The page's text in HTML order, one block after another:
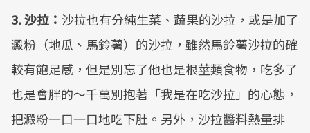
3. 沙拉： 沙拉也有分純生菜、蔬果的沙拉，或是加了
澱粉（地瓜、馬鈴薯）的沙拉，雖然馬鈴薯沙拉的確
較有飽足感，但是別忘了他也是根莖類食物，吃多了
也是會胖的～千萬別抱著「我是在吃沙拉」的心態，
把澱粉一口一口地吃下肚。另外，沙拉醬料熱量排